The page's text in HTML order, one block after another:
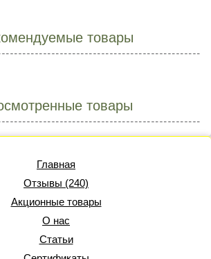
товары
товары
Главная
Отзывы (240)
Акционные товары
О нас
Статьи